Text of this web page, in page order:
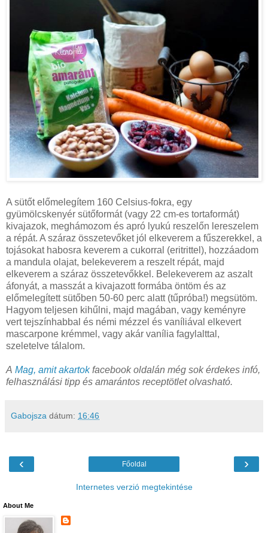
A sütőt előmelegítem 160 Celsius-fokra, egy
gyümölcskenyér sütőformát (vagy 22 cm-es tortaformát)
kivajazok, meghámozom és apró lyukú reszelőn lereszelem
a répát. A száraz összetevőket jól elkeverem a fűszerekkel, a
tojásokat habosra keverem a cukorral (eritrittel), hozzáadom
a mandula olajat, belekeverem a reszelt répát, majd
elkeverem a száraz összetevőkkel. Belekeverem az aszalt
áfonyát, a masszát a kivajazott formába öntöm és az
előmelegített sütőben 50-60 perc alatt (tűpróba!) megsütöm.
Hagyom teljesen kihűlni, majd magában, vagy keményre
vert tejszínhabbal és némi mézzel és vaníliával elkevert
mascarpone krémmel, vagy akár vanília fagylalttal,
szeletelve tálalom.
A Mag, amit akartokfacebook oldalán még sok érdekes infó,
felhasználási tipp és amarántos receptötlet olvasható.
Gabojsza dátum: 16:46
‹ ›
Főoldal
Internetes verzió megtekintése
About Me